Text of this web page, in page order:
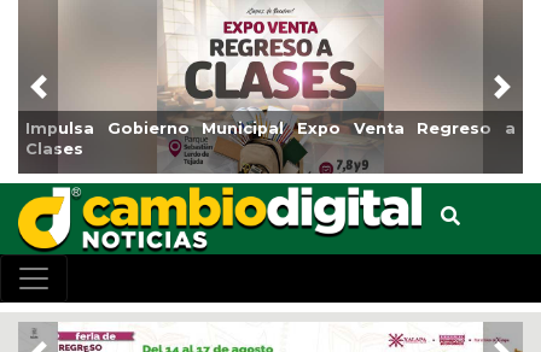
Gobierno Municipal Expo Venta Regreso a
Reabrirá
Previous